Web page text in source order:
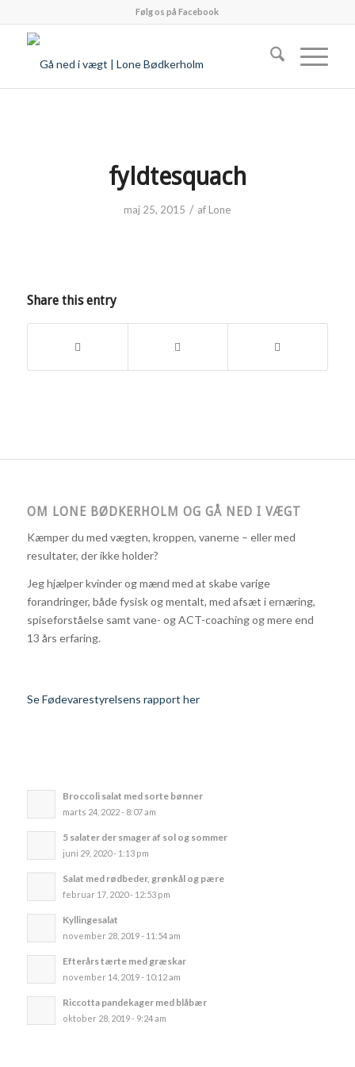
Følg os på Facebook
fyldtesquach
maj 25, 2015 / af Lone
Share this entry
OM LONE BØDKERHOLM OG GÅ NED I VÆGT
Kæmper du med vægten, kroppen, vanerne – eller med
resultater, der ikke holder?
Jeg hjælper kvinder og mænd med at skabe varige
forandringer, både fysisk og mentalt, med afsæt i ernæring,
spiseforståelse samt vane- og ACT-coaching og mere end
13 års erfaring.
Se Fødevarestyrelsens rapport her
Broccoli salat med sorte bønner
marts 24, 2022 - 8:07 am
5 salater der smager af sol og sommer
juni 29, 2020 - 1:13 pm
Salat med rødbeder, grønkål og pære
februar 17, 2020 - 12:53 pm
Kyllingesalat
november 28, 2019 - 11:54 am
Efterårs tærte med græskar
november 14, 2019 - 10:12 am
Riccotta pandekager med blåbær
oktober 28, 2019 - 9:24 am